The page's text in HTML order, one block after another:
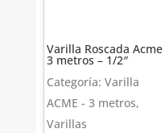
Varilla Roscada Acme
3 metros – 1/2″
Categoría: Varilla
ACME - 3 metros,
Varillas